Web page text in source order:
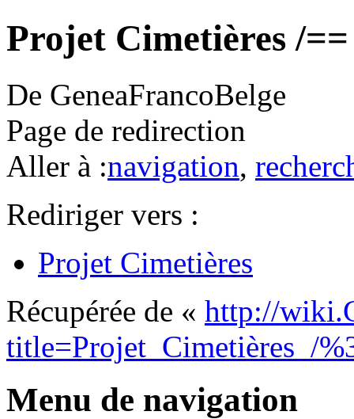
Projet Cimetières /==
De GeneaFrancoBelge
Page de redirection
Aller à :navigation,
Rediriger vers :
Projet Cimetières
Récupérée de « http://
title=Projet_Cimetières_/
Menu de navigation